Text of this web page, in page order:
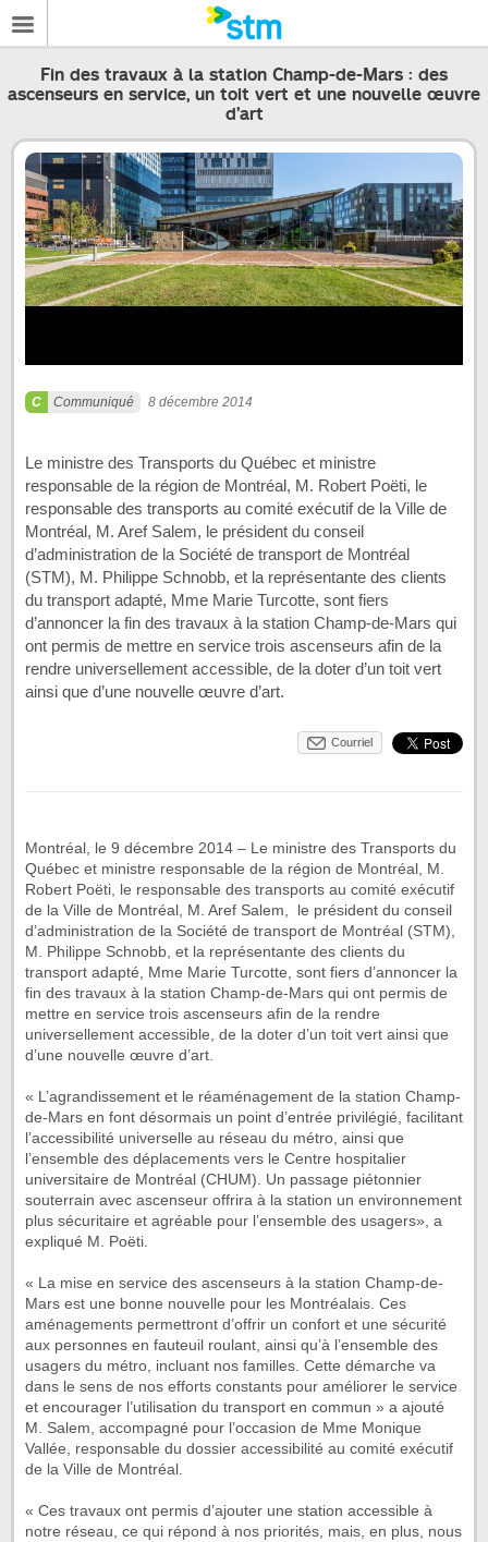
Fin des travaux à la station Champ-de-Mars : des
ascenseurs en service, un toit vert et une nouvelle œuvre
d’art
Communiqué 8 décembre 2014
Le ministre des Transports du Québec et ministre
responsable de la région de Montréal, M. Robert Poëti, le
responsable des transports au comité exécutif de la Ville de
Montréal, M. Aref Salem, le président du conseil
d’administration de la Société de transport de Montréal
(STM), M. Philippe Schnobb, et la représentante des clients
du transport adapté, Mme Marie Turcotte, sont fiers
d’annoncer la fin des travaux à la station Champ-de-Mars qui
ont permis de mettre en service trois ascenseurs afin de la
rendre universellement accessible, de la doter d’un toit vert
ainsi que d’une nouvelle œuvre d’art.
Courriel
Montréal, le 9 décembre 2014 – Le ministre des Transports du
Québec et ministre responsable de la région de Montréal, M.
Robert Poëti, le responsable des transports au comité exécutif
de la Ville de Montréal, M. Aref Salem, le président du conseil
d’administration de la Société de transport de Montréal (STM),
M. Philippe Schnobb, et la représentante des clients du
transport adapté, Mme Marie Turcotte, sont fiers d’annoncer la
fin des travaux à la station Champ-de-Mars qui ont permis de
mettre en service trois ascenseurs afin de la rendre
universellement accessible, de la doter d’un toit vert ainsi que
d’une nouvelle œuvre d’art.
« L’agrandissement et le réaménagement de la station Champ-
de-Mars en font désormais un point d’entrée privilégié, facilitant
l’accessibilité universelle au réseau du métro, ainsi que
l’ensemble des déplacements vers le Centre hospitalier
universitaire de Montréal (CHUM). Un passage piétonnier
souterrain avec ascenseur offrira à la station un environnement
plus sécuritaire et agréable pour l’ensemble des usagers», a
expliqué M. Poëti.
« La mise en service des ascenseurs à la station Champ-de-
Mars est une bonne nouvelle pour les Montréalais. Ces
aménagements permettront d’offrir un confort et une sécurité
aux personnes en fauteuil roulant, ainsi qu’à l’ensemble des
usagers du métro, incluant nos familles. Cette démarche va
dans le sens de nos efforts constants pour améliorer le service
et encourager l’utilisation du transport en commun » a ajouté
M. Salem, accompagné pour l’occasion de Mme Monique
Vallée, responsable du dossier accessibilité au comité exécutif
de la Ville de Montréal.
« Ces travaux ont permis d’ajouter une station accessible à
notre réseau, ce qui répond à nos priorités, mais, en plus, nous